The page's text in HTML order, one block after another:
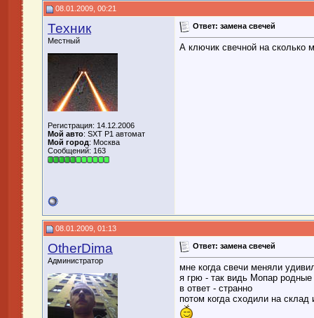
08.01.2009, 00:21
Техник
Местный
Регистрация: 14.12.2006
Мой авто: SXT P1 автомат
Мой город: Москва
Сообщений: 163
Ответ: замена свечей
А ключик свечной на сколько
08.01.2009, 01:13
OtherDima
Администратор
Ответ: замена свечей
мне когда свечи меняли
я грю - так видь Мопар родные
в ответ - странно
потом когда сходили на склад